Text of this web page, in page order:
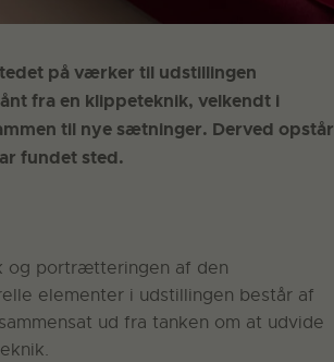
på værker til udstillingen
fra en klippeteknik, velkendt i
til nye sætninger. Derved opstår
fundet sted.
og portrætteringen af den
elementer i udstillingen består af
ud fra tanken om at udvide